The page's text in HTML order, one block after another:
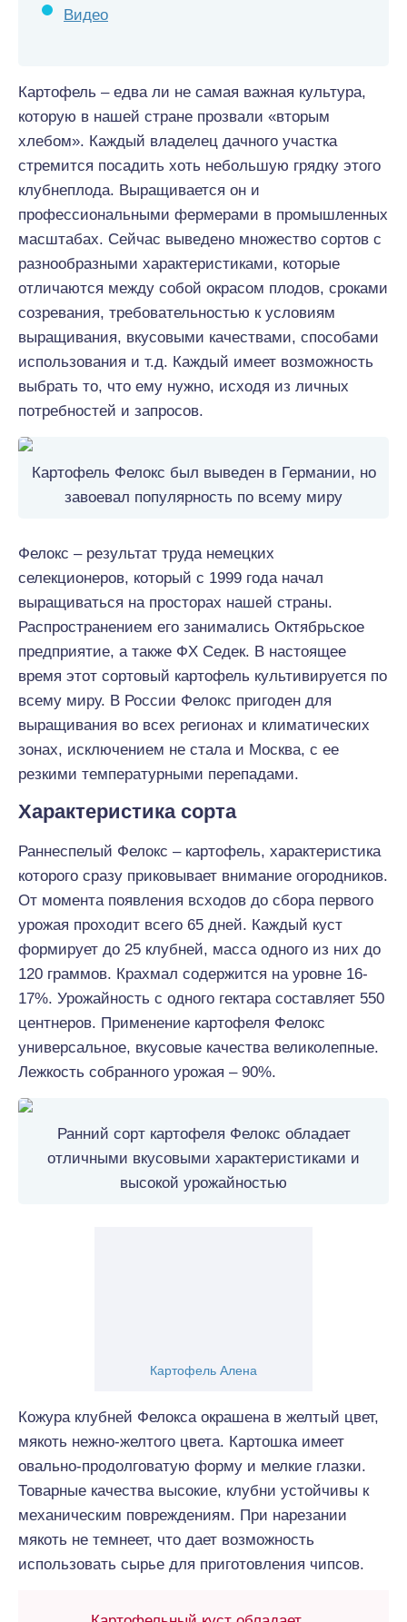
Видео
Картофель – едва ли не самая важная культура,
которую в нашей стране прозвали «вторым
хлебом». Каждый владелец дачного участка
стремится посадить хоть небольшую грядку этого
клубнеплода. Выращивается он и
профессиональными фермерами в промышленных
масштабах. Сейчас выведено множество сортов с
разнообразными характеристиками, которые
отличаются между собой окрасом плодов, сроками
созревания, требовательностью к условиям
выращивания, вкусовыми качествами, способами
использования и т.д. Каждый имеет возможность
выбрать то, что ему нужно, исходя из личных
потребностей и запросов.
Картофель Фелокс был выведен в Германии, но
завоевал популярность по всему миру
Фелокс – результат труда немецких
селекционеров, который с 1999 года начал
выращиваться на просторах нашей страны.
Распространением его занимались Октябрьское
предприятие, а также ФХ Седек. В настоящее
время этот сортовый картофель культивируется по
всему миру. В России Фелокс пригоден для
выращивания во всех регионах и климатических
зонах, исключением не стала и Москва, с ее
резкими температурными перепадами.
Характеристика сорта
Раннеспелый Фелокс – картофель, характеристика
которого сразу приковывает внимание огородников.
От момента появления всходов до сбора первого
урожая проходит всего 65 дней. Каждый куст
формирует до 25 клубней, масса одного из них до
120 граммов. Крахмал содержится на уровне 16-
17%. Урожайность с одного гектара составляет 550
центнеров. Применение картофеля Фелокс
универсальное, вкусовые качества великолепные.
Лежкость собранного урожая – 90%.
Ранний сорт картофеля Фелокс обладает
отличными вкусовыми характеристиками и
высокой урожайностью
Картофель Алена
Кожура клубней Фелокса окрашена в желтый цвет,
мякоть нежно-желтого цвета. Картошка имеет
овально-продолговатую форму и мелкие глазки.
Товарные качества высокие, клубни устойчивы к
механическим повреждениям. При нарезании
мякоть не темнеет, что дает возможность
использовать сырье для приготовления чипсов.